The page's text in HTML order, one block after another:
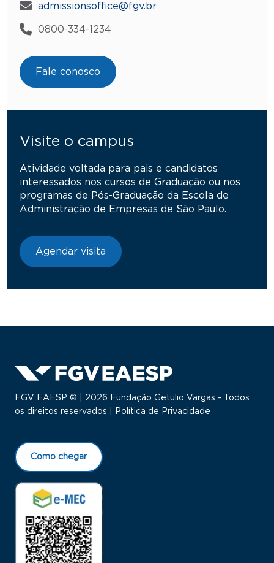
admissionsoffice@fgv.br
0800-334-1234
Fale conosco
Visite o campus
Atividade voltada para pais e candidatos
interessados nos cursos de Graduação ou nos
programas de Pós-Graduação da Escola de
Administração de Empresas de São Paulo.
Agendar visita
FGV EAESP © | 2026 Fundação Getulio Vargas - Todos
os direitos reservados |
Política de Privacidade
Como chegar